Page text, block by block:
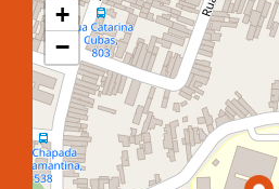
+
−